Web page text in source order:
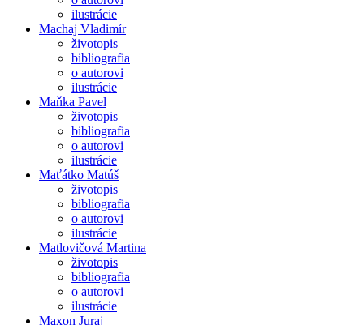
ilustrácie
Machaj Vladimír
životopis
bibliografia
o autorovi
ilustrácie
Maňka Pavel
životopis
bibliografia
o autorovi
ilustrácie
Maťátko Matúš
životopis
bibliografia
o autorovi
ilustrácie
Matlovičová Martina
životopis
bibliografia
o autorovi
ilustrácie
Maxon Juraj